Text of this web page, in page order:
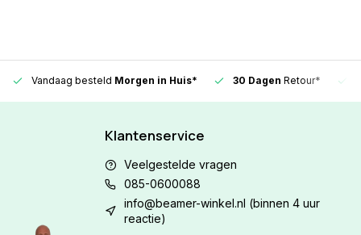
Vandaag besteld Morgen in Huis* 30 Dagen Retour*
Klantenservice
Veelgestelde vragen
085-0600088
info@beamer-winkel.nl (binnen 4 uur
reactie)